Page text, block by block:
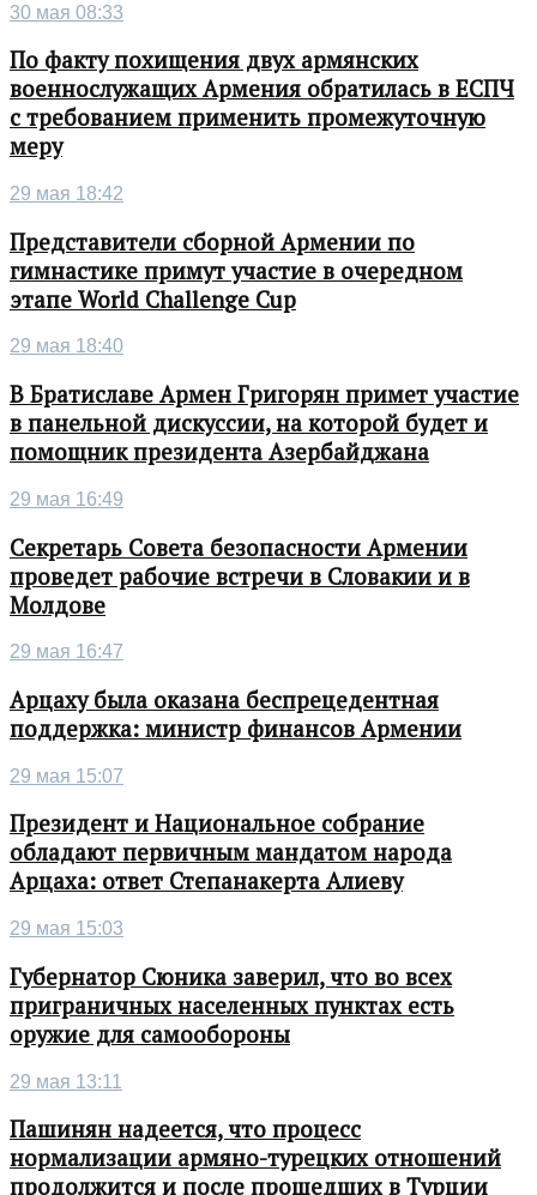
30 мая 08:33
По факту похищения двух армянских
военнослужащих Армения обратилась в ЕСПЧ
с требованием применить промежуточную
меру
29 мая 18:42
Представители сборной Армении по
гимнастике примут участие в очередном
этапе World Challenge Cup
29 мая 18:40
В Братиславе Армен Григорян примет участие
в панельной дискуссии, на которой будет и
помощник президента Азербайджана
29 мая 16:49
Секретарь Совета безопасности Армении
проведет рабочие встречи в Словакии и в
Молдове
29 мая 16:47
Арцаху была оказана беспрецедентная
поддержка: министр финансов Армении
29 мая 15:07
Президент и Национальное собрание
обладают первичным мандатом народа
Арцаха: ответ Степанакерта Алиеву
29 мая 15:03
Губернатор Сюника заверил, что во всех
приграничных населенных пунктах есть
оружие для самообороны
29 мая 13:11
Пашинян надеется, что процесс
нормализации армяно-турецких отношений
продолжится и после прошедших в Турции